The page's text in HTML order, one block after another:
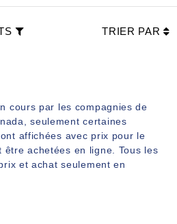
TRIER PAR
cours par les compagnies de
seulement certaines
affichées avec prix pour le
être achetées en ligne. Tous les
et achat seulement en